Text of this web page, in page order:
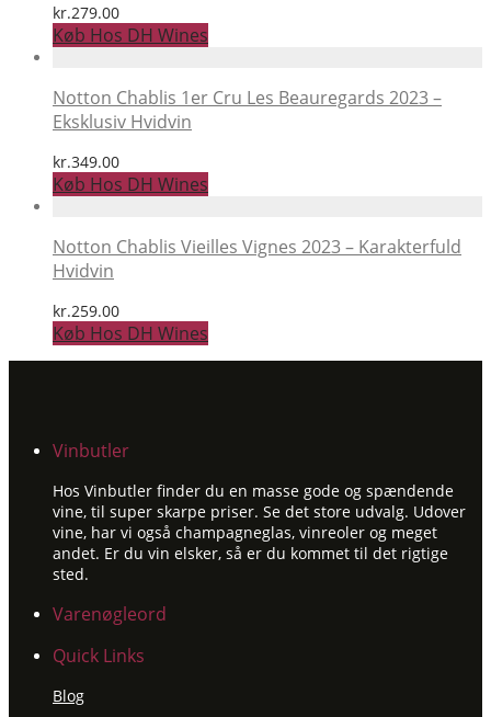
kr.279.00
Køb Hos DH Wines
Notton Chablis 1er Cru Les Beauregards 2023 –
Eksklusiv Hvidvin
kr.349.00
Køb Hos DH Wines
Notton Chablis Vieilles Vignes 2023 – Karakterfuld
Hvidvin
kr.259.00
Køb Hos DH Wines
Vinbutler
Hos Vinbutler finder du en masse gode og spændende
vine, til super skarpe priser. Se det store udvalg. Udover
vine, har vi også champagneglas, vinreoler og meget
andet. Er du vin elsker, så er du kommet til det rigtige
sted.
Varenøgleord
Quick Links
Blog